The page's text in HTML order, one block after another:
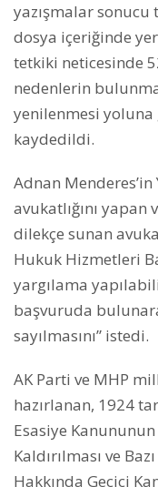
yazışmalar
dosya içeriğinde
tetkiki neticesinde
nedenlerin
yenilenmesi
kaydedildi.
Adnan
avukatlığını yapan
dilekçe sunan
Hukuk Hizmetleri
yargılama
başvuruda
sayılmasını” istedi.
AK Parti ve MHP
hazırlanan, 1924
Esasiye
Kaldırılması ve
Hakkında Geçici